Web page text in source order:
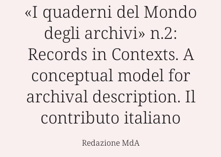
«I quaderni del Mondo
degli archivi» n.2:
Records in Contexts. A
conceptual model for
archival description. Il
contributo italiano
Redazione MdA